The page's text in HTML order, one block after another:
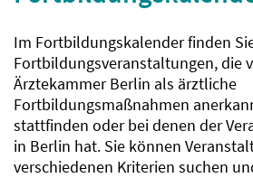
Im Fortbildungskalender finden
Fortbildungsveranstaltungen, die
Ärztekammer Berlin als ärztliche
Fortbildungsmaßnahmen
stattfinden oder bei denen der
in Berlin hat. Sie können
verschiedenen Kriterien suchen